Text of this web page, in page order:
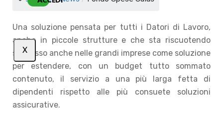
X
Una soluzione pensata per tutti i Datori di Lavoro,
anche in piccole strutture e che sta riscuotendo
successo anche nelle grandi imprese come soluzione
per estendere, con un budget tutto sommato
contenuto, il servizio a una più larga fetta di
dipendenti rispetto alle più consuete soluzioni
assicurative.